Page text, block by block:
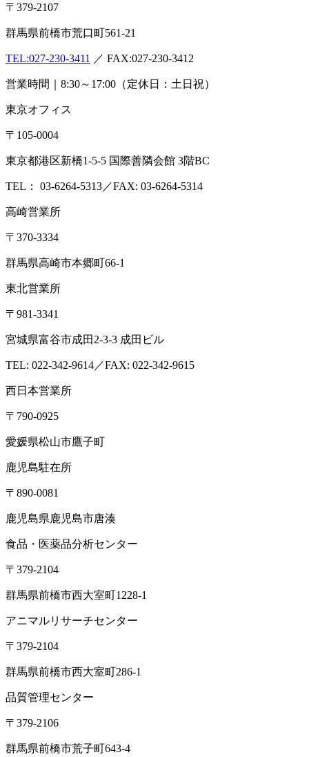
〒379-2107
群馬県前橋市荒口町561-21
TEL:027-230-3411 ／ FAX:027-230-3412
営業時間｜8:30～17:00（定休日：土日祝）
東京オフィス
〒105-0004
東京都港区新橋1-5-5 国際善隣会館 3階BC
TEL： 03-6264-5313／FAX: 03-6264-5314
高崎営業所
〒370-3334
群馬県高崎市本郷町66-1
東北営業所
〒981-3341
宮城県富谷市成田2-3-3 成田ビル
TEL: 022-342-9614／FAX: 022-342-9615
西日本営業所
〒790-0925
愛媛県松山市鷹子町
鹿児島駐在所
〒890-0081
鹿児島県鹿児島市唐湊
食品・医薬品分析センター
〒379-2104
群馬県前橋市西大室町1228-1
アニマルリサーチセンター
〒379-2104
群馬県前橋市西大室町286-1
品質管理センター
〒379-2106
群馬県前橋市荒子町643-4